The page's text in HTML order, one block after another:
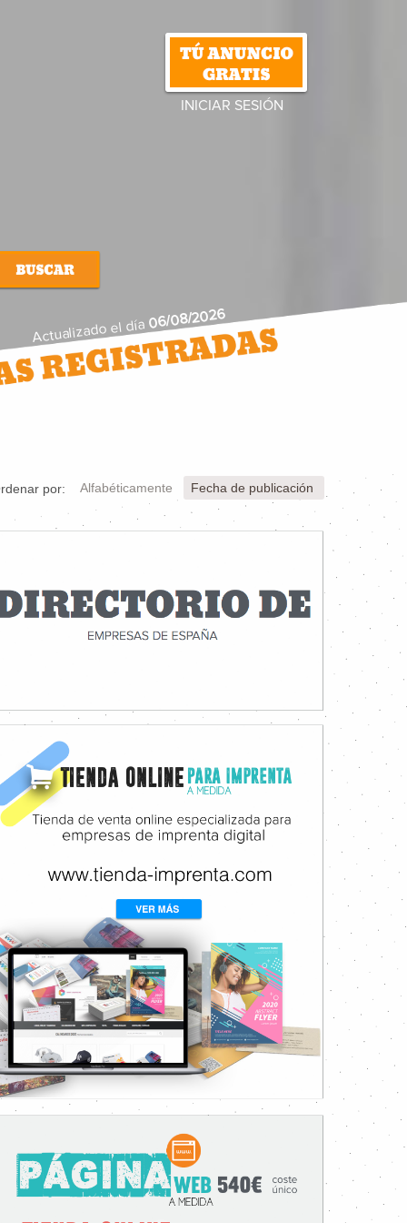
INICIAR SESIÓN
Actualizado el día06/08/2026
por: Alfabéticamente Fecha de publicación